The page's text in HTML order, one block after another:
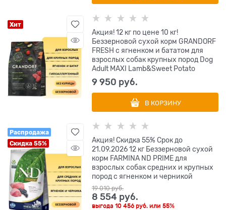
Хит
Акция! 12 кг по цене 10 кг!
Беззерновой сухой корм GRANDORF
FRESH с ягненком и бататом для
взрослых собак крупных пород Dog
Adult MAXI Lamb&Sweet Potato
9 950 руб.
В КОРЗИНУ
Распродажа
Скидка 55%
Акция! Скидка 55% Срок до
21.09.2026 12 кг Беззерновой cухой
корм FARMINA ND PRIME для
взрослых собак средних и крупных
пород с ягненком и черникой
19 010 руб.
8 554 руб.
выгода10 456 руб. или55%